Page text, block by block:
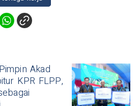
Akad
KPR FLPP,